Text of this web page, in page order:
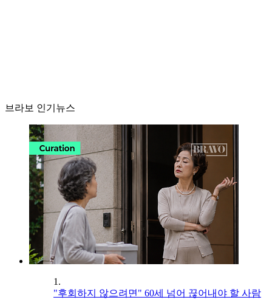
브라보 인기뉴스
1.
"후회하지 않으려면" 60세 넘어 끊어내야 할 사람